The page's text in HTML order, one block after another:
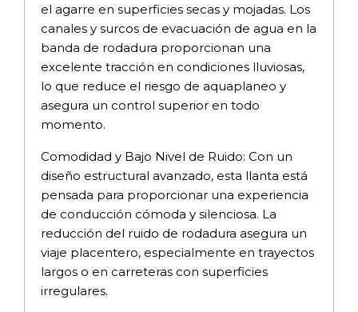
el agarre en superficies secas y mojadas. Los
canales y surcos de evacuación de agua en la
banda de rodadura proporcionan una
excelente tracción en condiciones lluviosas,
lo que reduce el riesgo de aquaplaneo y
asegura un control superior en todo
momento.
Comodidad y Bajo Nivel de Ruido: Con un
diseño estructural avanzado, esta llanta está
pensada para proporcionar una experiencia
de conducción cómoda y silenciosa. La
reducción del ruido de rodadura asegura un
viaje placentero, especialmente en trayectos
largos o en carreteras con superficies
irregulares.